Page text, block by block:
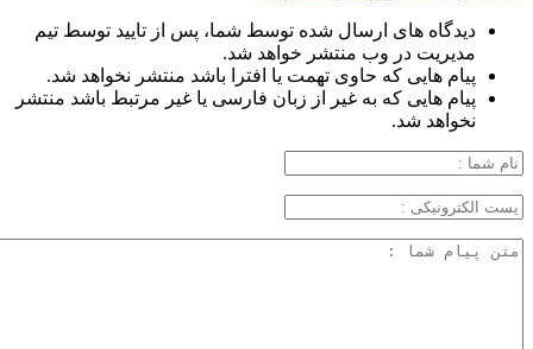
دیدگاه های ارسال شده توسط شما، پس از تایید توسط تیم
مدیریت در وب منتشر خواهد شد.
پیام هایی که حاوی تهمت یا افترا باشد منتشر نخواهد شد.
پیام هایی که به غیر از زبان فارسی یا غیر مرتبط باشد منتشر
نخواهد شد.